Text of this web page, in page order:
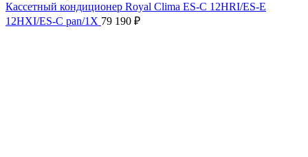
Кассетный кондиционер Royal Clima ES-C 12HRI/ES-E
12HXI/ES-C pan/1X 79 190 ₽